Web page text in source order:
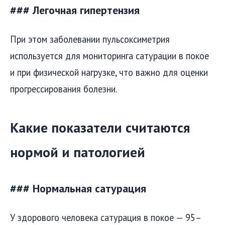
### Легочная гипертензия
При этом заболевании пульсоксиметрия
используется для мониторинга сатурации в покое
и при физической нагрузке, что важно для оценки
прогрессирования болезни.
Какие показатели считаются
нормой и патологией
### Нормальная сатурация
У здорового человека сатурация в покое — 95–